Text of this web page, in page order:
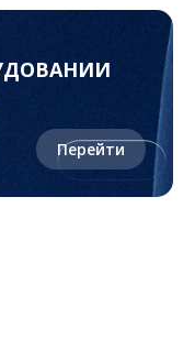
Перейти